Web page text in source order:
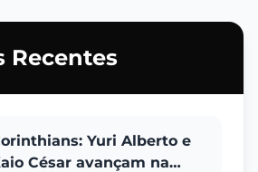
Recentes
Yuri Alberto e
César avançam na